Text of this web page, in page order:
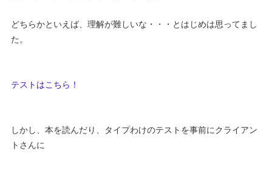
どちらかといえば、理解が難しいな・・・とはじめは思ってまし
た。
テストはこちら！
しかし、本を読んだり、タイプわけのテストを事前にクライアン
トさんに